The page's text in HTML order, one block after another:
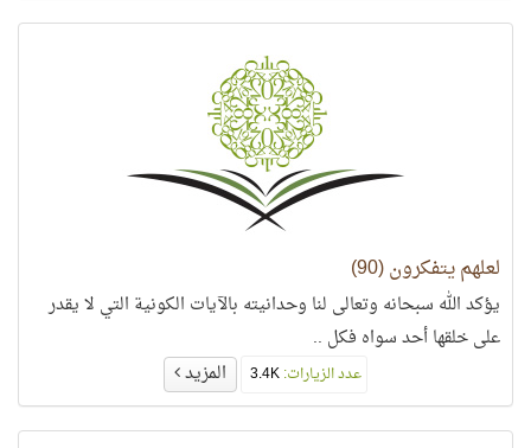
لعلهم يتفكرون (90)
يؤكد الله سبحانه وتعالى لنا وحدانيته بالآيات الكونية التي لا يقدر
على خلقها أحد سواه فكل ..
عدد الزيارات: المزيد